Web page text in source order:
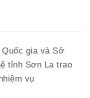
gia và Sở
tỉnh Sơn La trao
vụ